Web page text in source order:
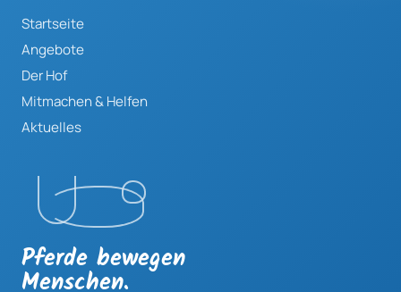
Startseite
Angebote
Der Hof
Mitmachen & Helfen
Aktuelles
Pferde bewegen
Menschen.